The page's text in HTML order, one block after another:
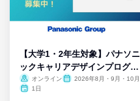
【大学1・2年生対象】パナソニ
ックキャリアデザインプログラ
ム
オンライン
2026年8月・9月・10月
1日